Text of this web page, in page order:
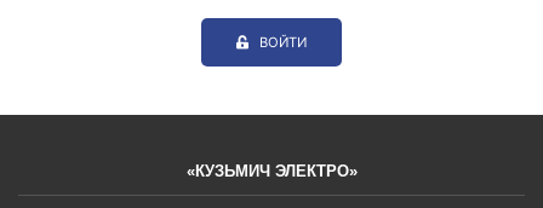
ВОЙТИ
«КУЗЬМИЧ ЭЛЕКТРО»